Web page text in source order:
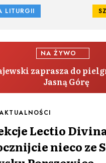
LITURGII
NA ŻYWO
zaprasza do
Jasną Górę
Lectio
nieco ze